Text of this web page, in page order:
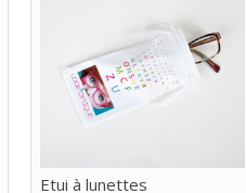
Etui à lunettes